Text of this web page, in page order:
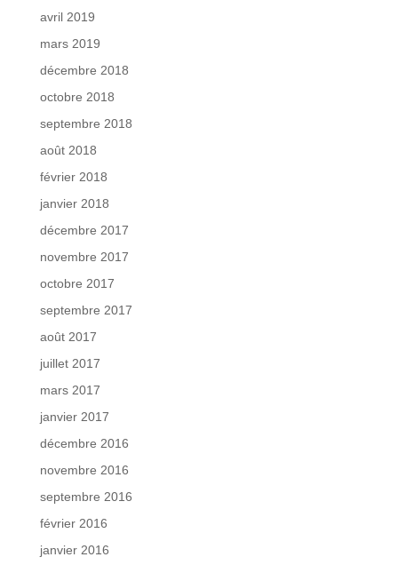
avril 2019
mars 2019
décembre 2018
octobre 2018
septembre 2018
août 2018
février 2018
janvier 2018
décembre 2017
novembre 2017
octobre 2017
septembre 2017
août 2017
juillet 2017
mars 2017
janvier 2017
décembre 2016
novembre 2016
septembre 2016
février 2016
janvier 2016